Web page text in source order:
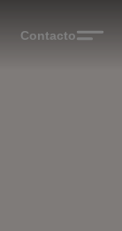
Contacto